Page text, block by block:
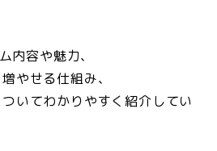
内容や魅力、
やせる仕組み、
いてわかりやすく紹介してい